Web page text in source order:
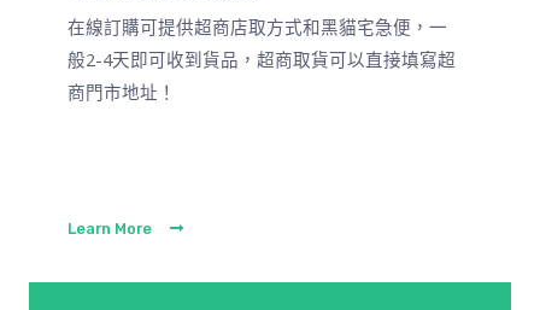
在線訂購可提供超商店取方式和黑貓宅急便，一
般2-4天即可收到貨品，超商取貨可以直接填寫超
商門市地址！
Learn More